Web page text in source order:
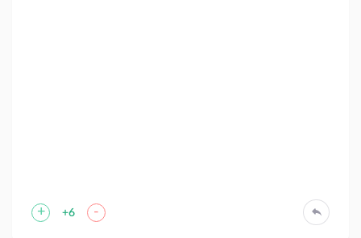
+ +6 -